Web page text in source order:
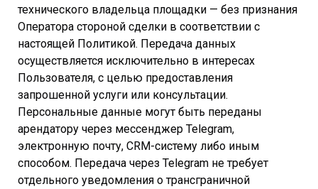
технического владельца площадки — без признания
Оператора стороной сделки в соответствии с
настоящей Политикой. Передача данных
осуществляется исключительно в интересах
Пользователя, с целью предоставления
запрошенной услуги или консультации.
Персональные данные могут быть переданы
арендатору через мессенджер Telegram,
электронную почту, CRM-систему либо иным
способом. Передача через Telegram не требует
отдельного уведомления о трансграничной